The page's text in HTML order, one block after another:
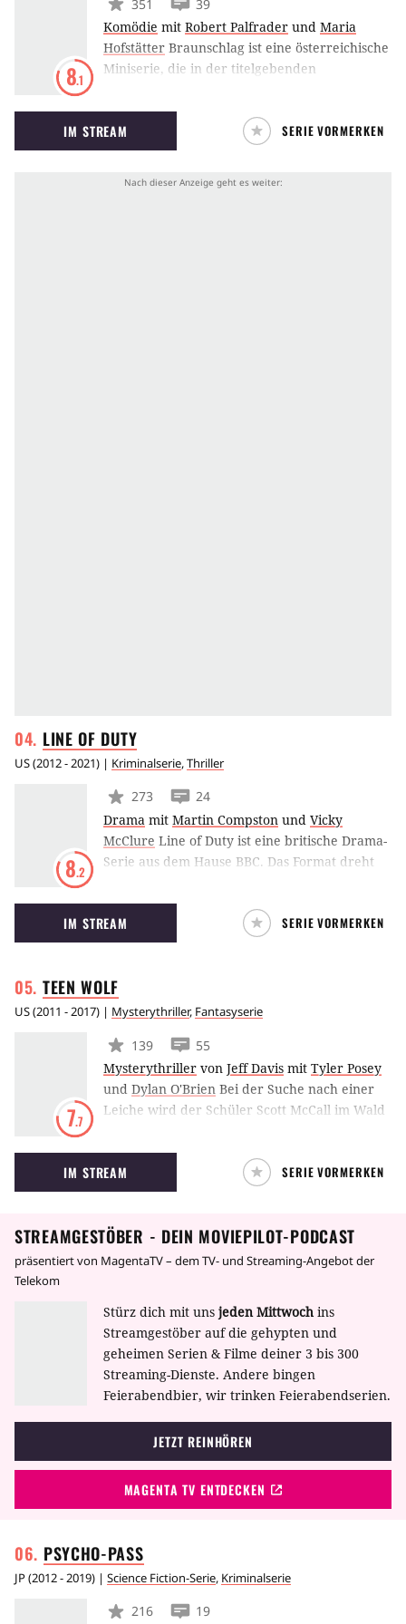
8.1
351
39
Komödie mit Robert Palfrader und Maria
Hofstätter Braunschlag ist eine österreichische
Miniserie, die in der titelgebenden
im Waldviertel angesiedelt ist. Nachdem einige
Geschäftsideen nicht funktioniert haben, ist
die Ortschaft pleite. Da kann nur noch ein
sein bester Freund Pfeisinger täuschen eine
IM STREAM SERIE VORMERKEN
LINE OF DUTY
US(2012 - 2021) | Kriminalserie,Thriller
8.2
273
24
Drama mit Martin Compston und Vicky
McClure Line of Duty ist eine britische Drama-
Serie aus dem Hause BBC. Das Format dreht
den eigenen Reihen der Londoner Polizei.
Nachdem Detective Sergeant Steve Arnott
selbst in eine Vertuschungsaktion verwickelt
Abteilung.
IM STREAM SERIE VORMERKEN
TEENWOLF
US(2011 - 2017) | Mysterythriller, Fantasyserie
7.7
139
55
Mysterythriller von Jeff Davis mit Tyler Posey
und Dylan O'Brien Bei der Suche nach einer
Leiche wird der Schüler Scott McCall im Wald
gebissen. Schon bald darauf entwickelt er
seltsame Fähigkeiten, und auch seine
Attraktivität scheint immens gesteigert. Dabei
schönen neuen Mädchen an der Schule. Doch
von nun muss er sich mit seiner Identität als
IM STREAM SERIE VORMERKEN
STREAMGESTÖBER - DEIN MOVIEPILOT-PODCAST
präsentiert von MagentaTV – dem TV- und Streaming-Angebot der
Telekom
Stürz dich mit uns jeden Mittwoch ins
Streamgestöber auf die gehypten und
geheimen Serien & Filme deiner 3 bis 300
Streaming-Dienste. Andere bingen
Feierabendbier, wir trinken Feierabendserien.
JETZT REINHÖREN
MAGENTA TV ENTDECKEN
PSYCHO-PASS
JP(2012 - 2019) | Science Fiction-Serie, Kriminalserie
216 19